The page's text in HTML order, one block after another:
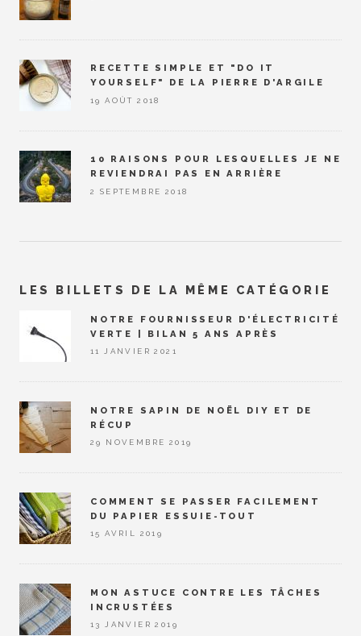
RECETTE SIMPLE ET "DO IT
YOURSELF" DE LA PIERRE D'ARGILE
19 AOÛT 2018
10 RAISONS POUR LESQUELLES JE NE
REVIENDRAI PAS EN ARRIÈRE
2 SEPTEMBRE 2018
LES BILLETS DE LA MÊME CATÉGORIE
NOTRE FOURNISSEUR D'ÉLECTRICITÉ
VERTE | BILAN 5 ANS APRÈS
11 JANVIER 2021
NOTRE SAPIN DE NOËL DIY ET DE
RÉCUP
29 NOVEMBRE 2019
COMMENT SE PASSER FACILEMENT
DU PAPIER ESSUIE-TOUT
15 AVRIL 2019
MON ASTUCE CONTRE LES TÂCHES
INCRUSTÉES
13 JANVIER 2019